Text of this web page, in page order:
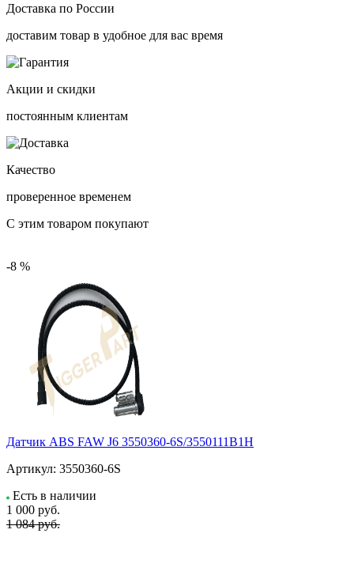
Доставка по России
доставим товар в удобное для вас время
Акции и скидки
постоянным клиентам
Качество
проверенное временем
С этим товаром покупают
-8 %
Датчик ABS FAW J6 3550360-6S/3550111B1H
Артикул: 3550360-6S
Есть в наличии
1 000 руб.
1 084 руб.